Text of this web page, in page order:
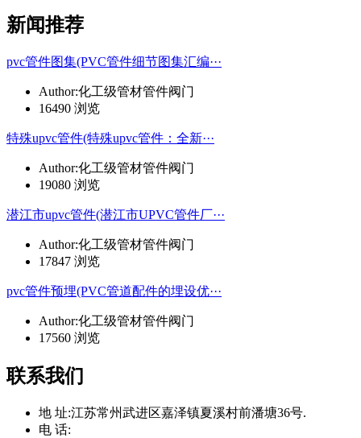
新闻推荐
pvc管件图集(PVC管件细节图集汇编···
Author:化工级管材管件阀门
16490 浏览
特殊upvc管件(特殊upvc管件：全新···
Author:化工级管材管件阀门
19080 浏览
潜江市upvc管件(潜江市UPVC管件厂···
Author:化工级管材管件阀门
17847 浏览
pvc管件预埋(PVC管道配件的埋设优···
Author:化工级管材管件阀门
17560 浏览
联系我们
地 址:江苏常州武进区嘉泽镇夏溪村前潘塘36号.
电 话: